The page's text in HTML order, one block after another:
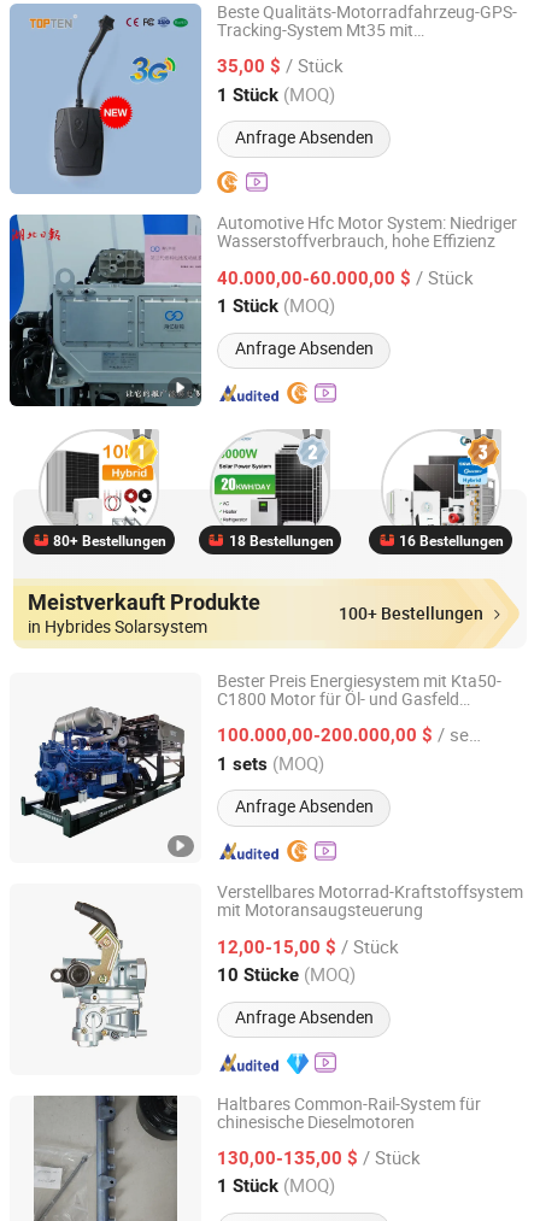
Beste Qualitäts-Motorradfahrzeug-GPS-
Tracking-System Mt35 mit
Tracking-Ef
35,00 $ / Stück
1 Stück (MOQ)
Anfrage Absenden
Topten Electronics Technology Limited
Guangdong, China Seit 2007
Automotive Hfc Motor System: Niedriger
Wasserstoffverbrauch, hohe Effizienz
40.000,00-60.000,00 $ / Stück
1 Stück (MOQ)
Anfrage Absenden
Hyvitech New Energy Technology Co., Ltd.
Hubei, China Seit 2025
80+ Bestellungen 18 Bestellungen 16 Bestellungen
Meistverkauft Produkte
in Hybrides Solarsystem
100+ Bestellungen
Bester Preis Energiesystem mit Kta50-
C1800 Motor für Öl- und Gasfeld
100.000,00-200.000,00 $ / sets
1 sets (MOQ)
Anfrage Absenden
Guangzhou Gu-Power Technology Co., Ltd.
Guangdong, China Seit 2024
Verstellbares Motorrad-Kraftstoffsystem
mit Motoransaugsteuerung
12,00-15,00 $ / Stück
10 Stücke (MOQ)
Anfrage Absenden
Wenzhou Runtong Motor Vehicle Parts Co., Ltd.
Zhejiang, China Seit 2016
Haltbares Common-Rail-System für
chinesische Dieselmotoren
130,00-135,00 $ / Stück
1 Stück (MOQ)
Zhejiang Feiman Power Equipments Co., Ltd.
Zhejiang, China Seit 2024